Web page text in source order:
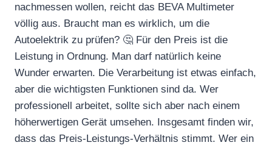
nachmessen wollen, reicht das BEVA Multimeter
völlig aus. Braucht man es wirklich, um die
Autoelektrik zu prüfen? 🤔 Für den Preis ist die
Leistung in Ordnung. Man darf natürlich keine
Wunder erwarten. Die Verarbeitung ist etwas einfach,
aber die wichtigsten Funktionen sind da. Wer
professionell arbeitet, sollte sich aber nach einem
höherwertigen Gerät umsehen. Insgesamt finden wir,
dass das Preis-Leistungs-Verhältnis stimmt. Wer ein